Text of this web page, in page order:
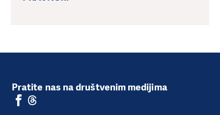
Pratite nas na društvenim medijima